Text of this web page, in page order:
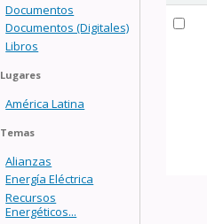
Documentos
Documentos (Digitales)
Libros
Lugares
América Latina
Temas
Alianzas
Energía Eléctrica
Recursos
Energéticos...